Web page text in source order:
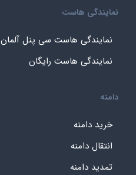
نمایندگی هاست
نمایندگی هاست سی پنل آلمان
نمایندگی هاست رایگان
دامنه
خرید دامنه
انتقال دامنه
تمدید دامنه